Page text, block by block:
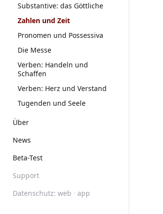
Substantive: das Göttliche
Zahlen und Zeit
Pronomen und Possessiva
Die Messe
Verben: Handeln und
Schaffen
Verben: Herz und Verstand
Tugenden und Seele
Über
News
Beta-Test
Support
Datenschutz: web · app